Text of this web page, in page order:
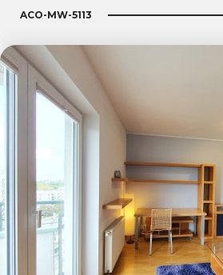
ACO-MW-5113